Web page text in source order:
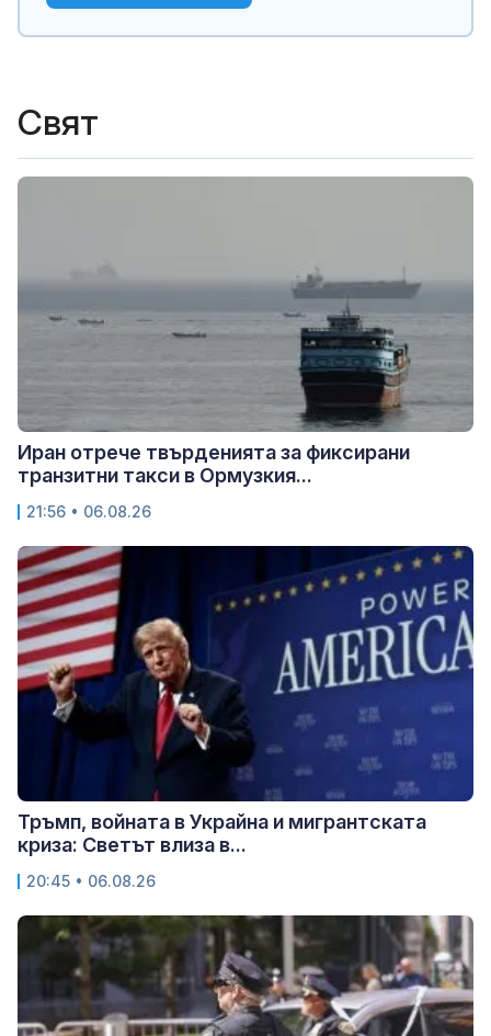
Свят
Иран отрече твърденията за фиксирани
транзитни такси в Ормузкия...
21:56 • 06.08.26
Тръмп, войната в Украйна и мигрантската
криза: Светът влиза в...
20:45 • 06.08.26